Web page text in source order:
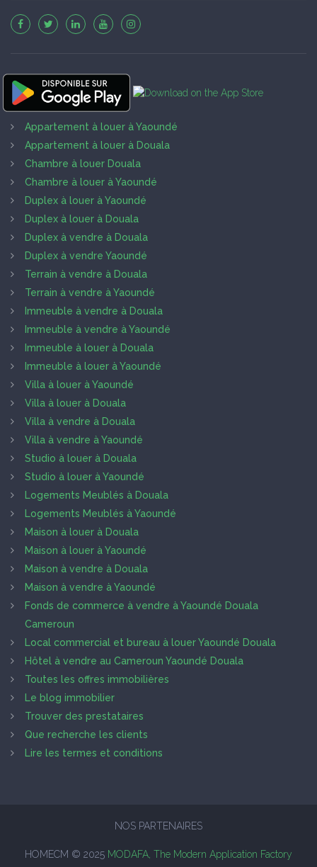
Appartement à louer à Yaoundé
Appartement à louer à Douala
Chambre à louer Douala
Chambre à louer à Yaoundé
Duplex à louer à Yaoundé
Duplex à louer à Douala
Duplex à vendre à Douala
Duplex à vendre Yaoundé
Terrain à vendre à Douala
Terrain à vendre à Yaoundé
Immeuble à vendre à Douala
Immeuble à vendre à Yaoundé
Immeuble à louer à Douala
Immeuble à louer à Yaoundé
Villa à louer à Yaoundé
Villa à louer à Douala
Villa à vendre à Douala
Villa à vendre à Yaoundé
Studio à louer à Douala
Studio à louer à Yaoundé
Logements Meublés à Douala
Logements Meublés à Yaoundé
Maison à louer à Douala
Maison à louer à Yaoundé
Maison à vendre à Douala
Maison à vendre à Yaoundé
Fonds de commerce à vendre à Yaoundé Douala
Cameroun
Local commercial et bureau à louer Yaoundé Douala
Hôtel à vendre au Cameroun Yaoundé Douala
Toutes les offres immobilières
Le blog immobilier
Trouver des prestataires
Que recherche les clients
Lire les termes et conditions
NOS PARTENAIRES
HOMECM © 2025 MODAFA, The Modern Application Factory